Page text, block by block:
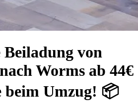
Beiladung von
Worms ab 44€
beim Umzug! 📦